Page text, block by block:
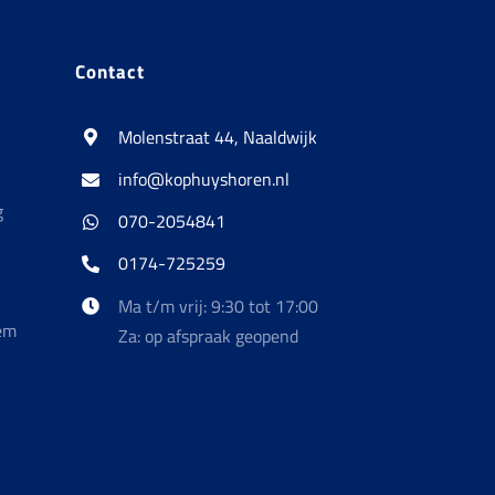
Contact
Molenstraat 44, Naaldwijk
info@kophuyshoren.nl
070-2054841
0174-725259
Ma t/m vrij: 9:30 tot 17:00
Za: op afspraak geopend